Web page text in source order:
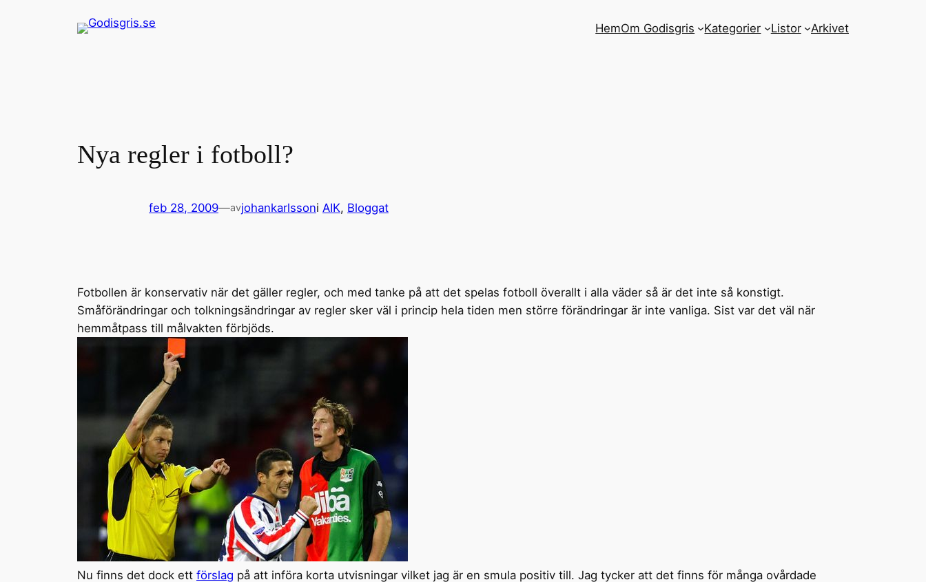
HemOm Godisgris Kategorier Listor Arkivet
Nya regler i fotboll?
feb 28, 2009—avjohankarlssoni AIK, Bloggat
Fotbollen är konservativ när det gäller regler, och med tanke på att det spelas fotboll överallt i alla väder så är det inte så konstigt.
Småförändringar och tolkningsändringar av regler sker väl i princip hela tiden men större förändringar är inte vanliga. Sist var det väl när
hemmåtpass till målvakten förbjöds.
Nu finns det dock ett förslag på att införa korta utvisningar vilket jag är en smula positiv till. Jag tycker att det finns för många ovårdade